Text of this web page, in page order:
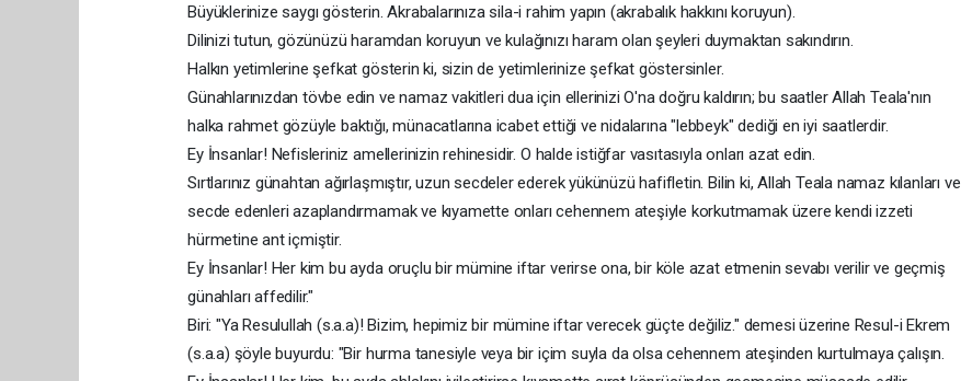
Büyüklerinize saygı gösterin. Akrabalarınıza sila-i rahim yapın (akrabalık hakkını koruyun).
Dilinizi tutun, gözünüzü haramdan koruyun ve kulağınızı haram olan şeyleri duymaktan sakındırın.
Halkın yetimlerine şefkat gösterin ki, sizin de yetimlerinize şefkat göstersinler.
Günahlarınızdan tövbe edin ve namaz vakitleri dua için ellerinizi O'na doğru kaldırın; bu saatler Allah Teala'nın
halka rahmet gözüyle baktığı, münacatlarına icabet ettiği ve nidalarına "lebbeyk" dediği en iyi saatlerdir.
Ey İnsanlar! Nefisleriniz amellerinizin rehinesidir. O halde istiğfar vasıtasıyla onları azat edin.
Sırtlarınız günahtan ağırlaşmıştır, uzun secdeler ederek yükünüzü hafifletin. Bilin ki, Allah Teala namaz kılanları ve
secde edenleri azaplandırmamak ve kıyamette onları cehennem ateşiyle korkutmamak üzere kendi izzeti
hürmetine ant içmiştir.
Ey İnsanlar! Her kim bu ayda oruçlu bir mümine iftar verirse ona, bir köle azat etmenin sevabı verilir ve geçmiş
günahları affedilir."
Biri: "Ya Resulullah (s.a.a)! Bizim, hepimiz bir mümine iftar verecek güçte değiliz." demesi üzerine Resul-i Ekrem
(s.a.a) şöyle buyurdu: "Bir hurma tanesiyle veya bir içim suyla da olsa cehennem ateşinden kurtulmaya çalışın.